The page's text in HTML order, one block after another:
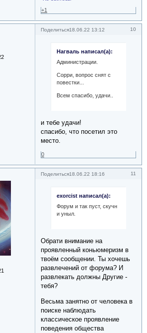
+1
Поделиться 10
18.06.22 13:12
Нагваль написал(а):
Администрации.
Сорри, вопрос снят с
повестки...
Всем спасибо, удачи..
и тебе удачи!
спасибо, что посетил это
место.
0
Поделиться 11
18.06.22 18:16
exorcist написал(а):
Форум и так пуст, скучн
и уныл.
Обрати внимание на
проявленный коньюмеризм в
твоём сообщении. Ты хочешь
развлечений от форума? И
развлекать должны Другие -
тебя?
Весьма занятно от человека в
поиске наблюдать
классическое проявление
поведения общества